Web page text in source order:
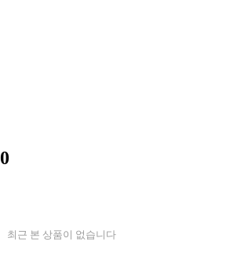
0
최근 본 상품이 없습니다